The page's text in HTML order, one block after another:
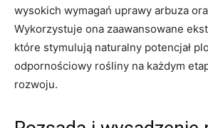
wysokich wymagań uprawy arbuza
Wykorzystuje ona zaawansowane
które stymulują naturalny potencjał
odpornościowy rośliny na każdym
rozwoju.